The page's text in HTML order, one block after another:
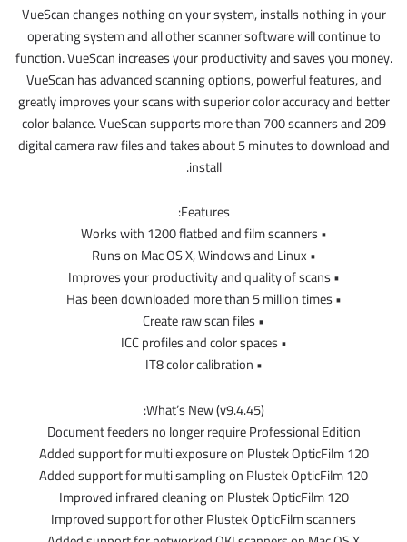
VueScan changes nothing on your system, installs nothing in your
operating system and all other scanner software will continue to
function. VueScan increases your productivity and saves you money.
VueScan has advanced scanning options, powerful features, and
greatly improves your scans with superior color accuracy and better
color balance. VueScan supports more than 700 scanners and 209
digital camera raw files and takes about 5 minutes to download and
install.
Features:
• Works with 1200 flatbed and film scanners
• Runs on Mac OS X, Windows and Linux
• Improves your productivity and quality of scans
• Has been downloaded more than 5 million times
• Create raw scan files
• ICC profiles and color spaces
• IT8 color calibration
What’s New (v9.4.45):
Document feeders no longer require Professional Edition
Added support for multi exposure on Plustek OpticFilm 120
Added support for multi sampling on Plustek OpticFilm 120
Improved infrared cleaning on Plustek OpticFilm 120
Improved support for other Plustek OpticFilm scanners